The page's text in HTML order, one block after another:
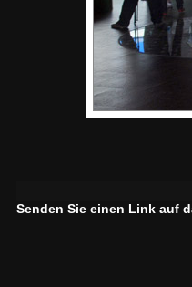
Senden Sie einen Link auf